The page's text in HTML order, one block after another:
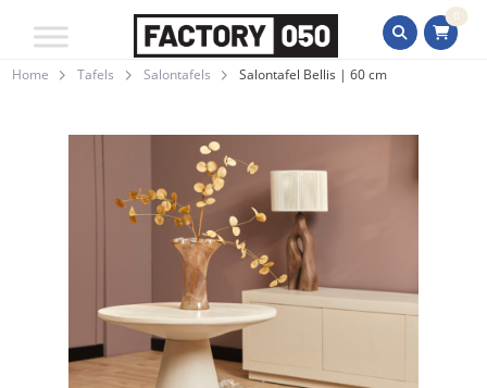
0
Home Tafels Salontafels Salontafel Bellis | 60 cm